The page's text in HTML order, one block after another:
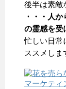
後半は素敵
・・・人
の霊感を受
忙しい日常
ススメしま